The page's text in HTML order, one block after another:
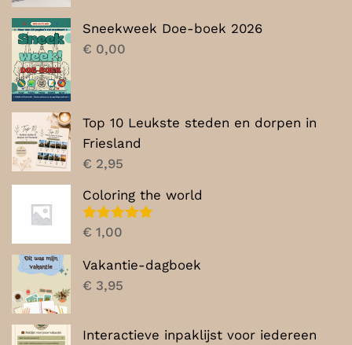
€ 7,00.
€ 5,00.
Sneekweek Doe-boek 2026
€ 0,00
Top 10 Leukste steden en dorpen in
Friesland
€ 2,95
Coloring the world
Gewaardeerd
5.00
€ 1,00
Vakantie-dagboek
€ 3,95
Interactieve inpaklijst voor iedereen